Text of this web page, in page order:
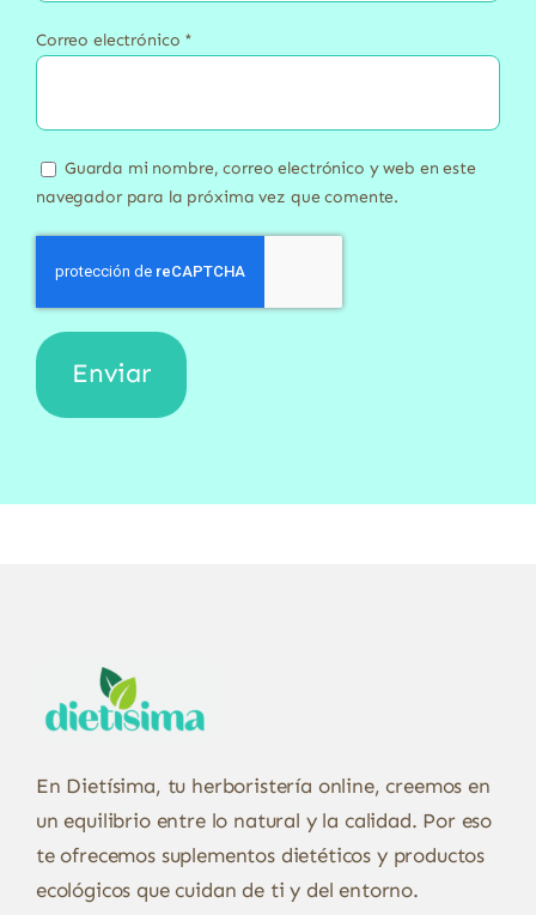
Correo electrónico *
Guarda mi nombre, correo electrónico y web en este
navegador para la próxima vez que comente.
En Dietísima, tu herboristería online, creemos en
un equilibrio entre lo natural y la calidad. Por eso
te ofrecemos suplementos dietéticos y productos
ecológicos que cuidan de ti y del entorno.